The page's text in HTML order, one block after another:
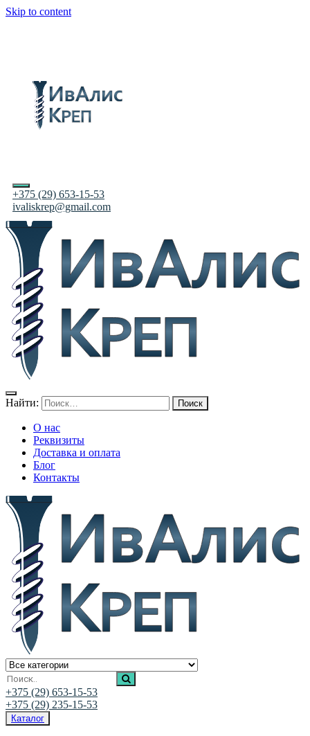
Skip to content
+375 (29) 653-15-53
ivaliskrep@gmail.com
Найти:
О нас
Реквизиты
Доставка и оплата
Блог
Контакты
Ивалис Креп
Магазин нержавеющего крепежа
+375 (29) 653-15-53
+375 (29) 235-15-53
Каталог